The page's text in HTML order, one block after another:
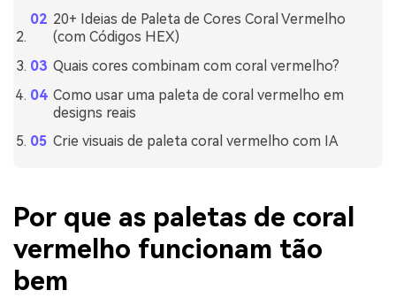
20+ Ideias de Paleta de Cores Coral Vermelho
(com Códigos HEX)
Quais cores combinam com coral vermelho?
Como usar uma paleta de coral vermelho em
designs reais
Crie visuais de paleta coral vermelho com IA
Por que as paletas de coral
vermelho funcionam tão
bem